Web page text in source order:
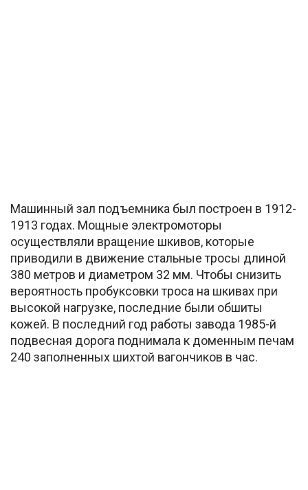
Машинный зал подъемника был построен в 1912-
1913 годах. Мощные электромоторы
осуществляли вращение шкивов, которые
приводили в движение стальные тросы длиной
380 метров и диаметром 32 мм. Чтобы снизить
вероятность пробуксовки троса на шкивах при
высокой нагрузке, последние были обшиты
кожей. В последний год работы завода 1985-й
подвесная дорога поднимала к доменным печам
240 заполненных шихтой вагончиков в час.